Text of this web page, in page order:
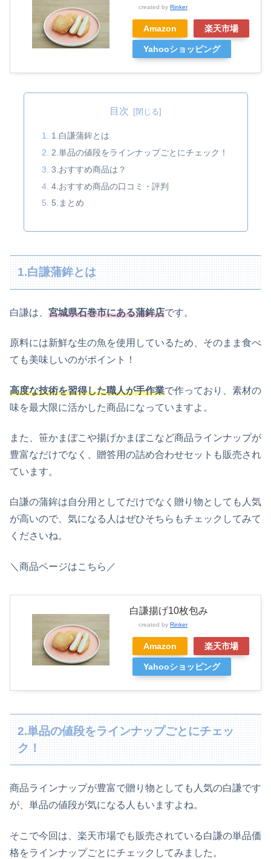
created by Rinker
Amazon 楽天市場
Yahooショッピング
目次
1.白謙蒲鉾とは
2.単品の値段をラインナップごとにチェック！
3.おすすめ商品は？
4.おすすめ商品の口コミ・評判
5.まとめ
1.白謙蒲鉾とは
白謙は、 宮城県石巻市にある蒲鉾店です。
原料には新鮮な生の魚を使用しているため、そのまま食べ
ても美味しいのがポイント！
高度な技術を習得した職人が手作業で作っており、素材の
味を最大限に活かした商品になっていますよ。
また、笹かまぼこや揚げかまぼこなど商品ラインナップが
豊富なだけでなく、贈答用の詰め合わせセットも販売され
ています。
白謙の蒲鉾は自分用としてだけでなく贈り物としても人気
が高いので、気になる人はぜひそちらもチェックしてみて
くださいね。
＼商品ページはこちら／
白謙揚げ10枚包み
created by Rinker
Amazon 楽天市場
Yahooショッピング
2.単品の値段をラインナップごとにチェッ
ク！
商品ラインナップが豊富で贈り物としても人気の白謙です
が、単品の値段が気になる人もいますよね。
そこで今回は、楽天市場でも販売されている白謙の単品価
格をラインナップごとにチェックしてみました。